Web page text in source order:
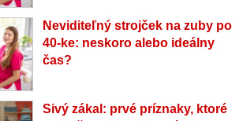
Neviditeľný strojček na zuby po
40-ke: neskoro alebo ideálny
čas?
Sivý zákal: prvé príznaky, ktoré